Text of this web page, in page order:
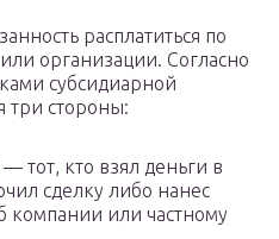
расплатиться по
организации. Согласно
субсидиарной
три стороны:
— тот, кто взял деньги в
сделку либо нанес
компании или частному